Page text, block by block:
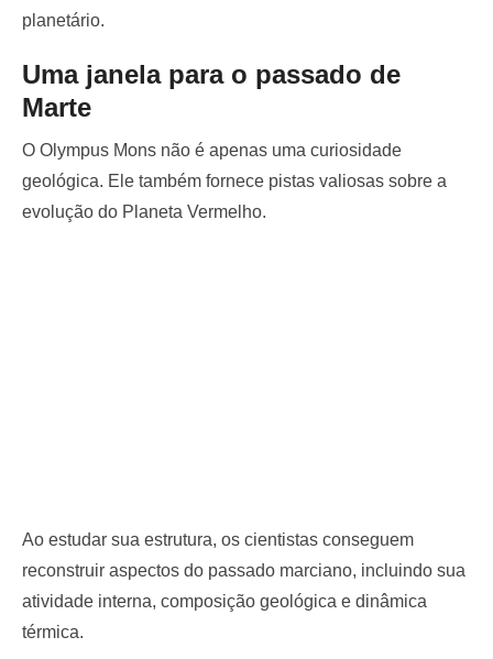
planetário.
Uma janela para o passado de
Marte
O Olympus Mons não é apenas uma curiosidade
geológica. Ele também fornece pistas valiosas sobre a
evolução do Planeta Vermelho.
Ao estudar sua estrutura, os cientistas conseguem
reconstruir aspectos do passado marciano, incluindo sua
atividade interna, composição geológica e dinâmica
térmica.